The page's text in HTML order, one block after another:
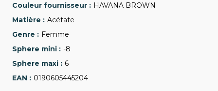
HAVANA BROWN
Acétate
Femme
-8
6
0190605445204